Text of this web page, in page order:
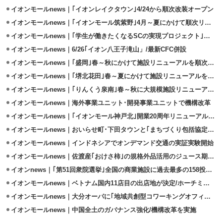
イオンモールnews｜｢イオンレイクタウン｣4/24から順次改装オープン
イオンモールnews｜｢イオンモール筑紫野｣4月～夏にかけて順次リニューアル
イオンモールnews｜｢学生が働きたくなるSCの実現プロジェクト｣実証実験開始
イオンモールnews｜6/26｢イオン八王子滝山」/最新CFC併設
イオンモールnews｜｢盛岡｣春～秋にかけて施設リニューアルを順次実施
イオンモールnews｜｢堺北花田｣春～夏にかけて施設リニューアルを順次実施
イオンモールnews｜｢りんくう泉南｣春～秋に大規模施設リニューアル順次実施
イオンモールnews｜海外事業ユニット･開発事業ユニットで機構改革
イオンモールnews｜｢イオンモール神戸北｣開業20周年リニューアルオープン
イオンモールnews｜おいらせ町･下田タウンと｢まちづくり包括協定｣2/18締結
イオンモールnews｜インドネシアでオンデマンド交通の実証実験開始
イオンモールnews｜佐渡産｢おけさ柿｣の規格外品活用のジュース期間限定販売
イオンnews｜｢第51回衆院選挙｣全国の商業施設に過去最多の158投票所設置
イオンモールnews｜ベトナム国内11店目の出店地が決定/ホーチミン北東
イオンモールnews｜大分オーパに｢地域共創型コワーキングオフィス｣オープン
イオンモールnews｜中国全土のガバナンス強化/機構改革を実施